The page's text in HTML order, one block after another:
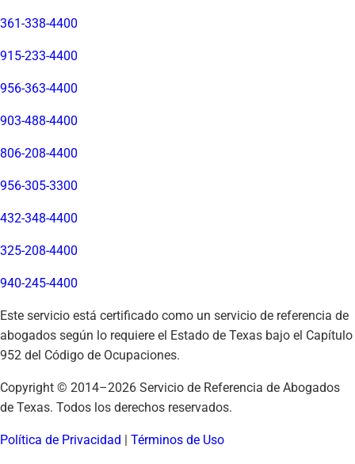
361-338-4400
915-233-4400
956-363-4400
903-488-4400
806-208-4400
956-305-3300
432-348-4400
325-208-4400
940-245-4400
Este servicio está certificado como un servicio de referencia de
abogados según lo requiere el Estado de Texas bajo el Capítulo
952 del Código de Ocupaciones.
Copyright © 2014–2026 Servicio de Referencia de Abogados
de Texas. Todos los derechos reservados.
Política de Privacidad | Términos de Uso